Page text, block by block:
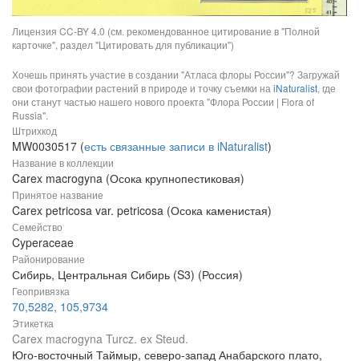
Лицензия CC-BY 4.0 (см. рекомендованное цитирование в "Полной
карточке", раздел "Цитировать для публикации")
Хочешь принять участие в создании "Атласа флоры России"? Загружай
свои фотографии растений в природе и точку съемки на iNaturalist, где
они станут частью нашего нового проекта "Флора России | Flora of
Russia".
Штрихкод
MW0030517 (есть связанные записи в iNaturalist)
Название в коллекции
Carex macrogyna (Осока крупнопестиковая)
Принятое название
Carex petricosa var. petricosa (Осока каменистая)
Семейство
Cyperaceae
Районирование
Сибирь, Центральная Сибирь (S3) (Россия)
Геопривязка
70,5282, 105,9734
Этикетка
Carex macrogyna Turcz. ex Steud.
Юго-восточный Таймыр, северо-запад Анабарского плато,